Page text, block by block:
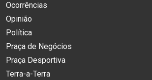
Ocorrências
Opinião
Política
Praça de Negócios
Praça Desportiva
Terra-a-Terra